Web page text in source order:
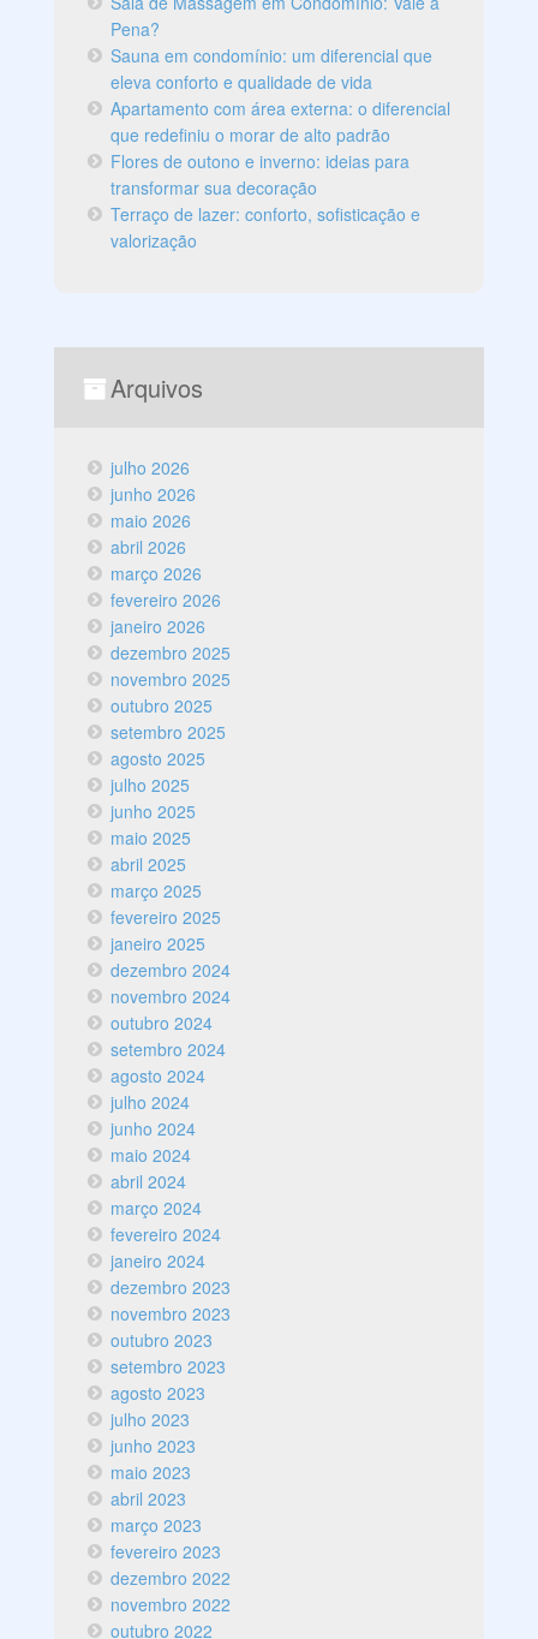
Pena?
Sauna em condomínio: um diferencial que
eleva conforto e qualidade de vida
Apartamento com área externa: o diferencial
que redefiniu o morar de alto padrão
Flores de outono e inverno: ideias para
transformar sua decoração
Terraço de lazer: conforto, sofisticação e
valorização
Arquivos
julho 2026
junho 2026
maio 2026
abril 2026
março 2026
fevereiro 2026
janeiro 2026
dezembro 2025
novembro 2025
outubro 2025
setembro 2025
agosto 2025
julho 2025
junho 2025
maio 2025
abril 2025
março 2025
fevereiro 2025
janeiro 2025
dezembro 2024
novembro 2024
outubro 2024
setembro 2024
agosto 2024
julho 2024
junho 2024
maio 2024
abril 2024
março 2024
fevereiro 2024
janeiro 2024
dezembro 2023
novembro 2023
outubro 2023
setembro 2023
agosto 2023
julho 2023
junho 2023
maio 2023
abril 2023
março 2023
fevereiro 2023
dezembro 2022
novembro 2022
outubro 2022